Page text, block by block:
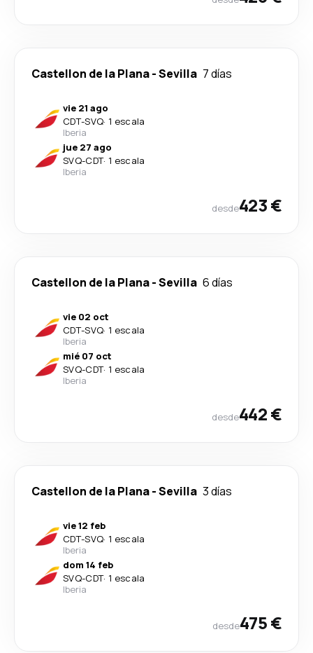
Castellon de la Plana-Sevilla 7 días
vie 21 ago
CDT-SVQ· 1 escala
Iberia
jue 27 ago
SVQ-CDT· 1 escala
Iberia
desde423 €
Castellon de la Plana-Sevilla 6 días
vie 02 oct
CDT-SVQ· 1 escala
Iberia
mié 07 oct
SVQ-CDT· 1 escala
Iberia
desde442 €
Castellon de la Plana-Sevilla 3 días
vie 12 feb
CDT-SVQ· 1 escala
Iberia
dom 14 feb
SVQ-CDT· 1 escala
Iberia
desde475 €